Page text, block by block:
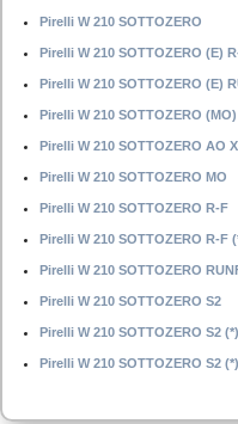
Pirelli W 210 SOTTOZERO
Pirelli W 210 SOTTOZERO (E)
Pirelli W 210 SOTTOZERO (E)
Pirelli W 210 SOTTOZERO (MO)
Pirelli W 210 SOTTOZERO AO
Pirelli W 210 SOTTOZERO MO
Pirelli W 210 SOTTOZERO R-F
Pirelli W 210 SOTTOZERO R-F
Pirelli W 210 SOTTOZERO
Pirelli W 210 SOTTOZERO S2
Pirelli W 210 SOTTOZERO S2 (*)
Pirelli W 210 SOTTOZERO S2